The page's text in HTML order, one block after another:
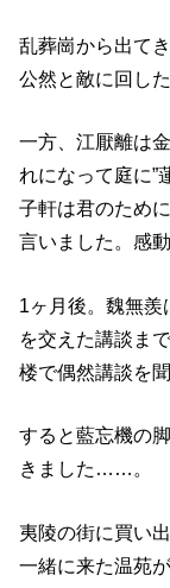
乱葬崗から出て
公然と敵に回し
一方、江厭離は
れになって庭に”
子軒は君のため
言いました。感
1ヶ月後。魏無羨
を交えた講談ま
楼で偶然講談を
すると藍忘機の
きました……。
夷陵の街に買い
一緒に来た温苑